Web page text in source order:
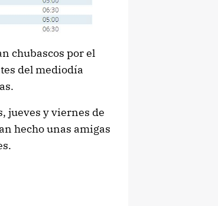
chubascos por el
del mediodía
jueves y viernes de
hecho unas amigas